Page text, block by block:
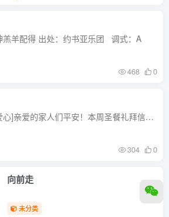
羊配得 出处：约书亚乐团 调式：A
468 0
2026.2.1[爱心][爱心][爱心]亲爱的家人们平安！本周圣餐礼拜信息：《仰望基督能力的覆庇》 经文：林后12:8～9为这事，我三次求过主，叫这刺离开我。他对我说：“我的恩典够你用的，因为我的能力...
304 0
向前走
未分类